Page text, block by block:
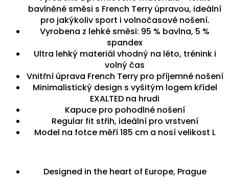
bavlněné směsi s French Terry úpravou, ideální
pro jakýkoliv sport i volnočasové nošení.
Vyrobena z lehké směsi: 95 % bavlna, 5 %
spandex
Ultra lehký materiál vhodný na léto, trénink i
volný čas
Vnitřní úprava French Terry pro příjemné nošení
Minimalistický design s vyšitým logem křídel
EXALTED na hrudi
Kapuce pro pohodlné nošení
Regular fit střih, ideální pro vrstvení
Model na fotce měří 185 cm a nosí velikost L
Designed in the heart of Europe, Prague